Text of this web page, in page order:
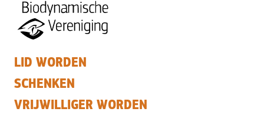
LID WORDEN
SCHENKEN
VRIJWILLIGER WORDEN